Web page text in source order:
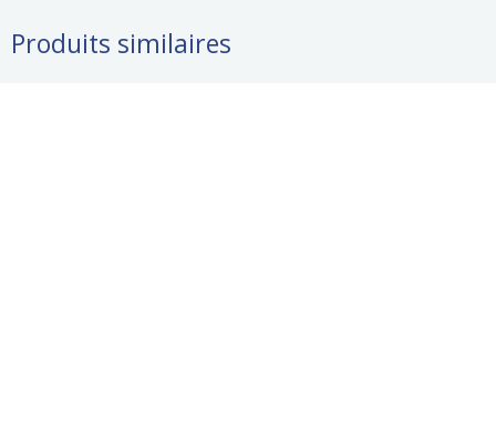
Produits similaires